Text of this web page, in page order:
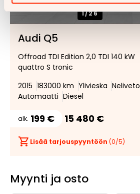
1/26
Audi Q5
Offroad TDI Edition 2,0 TDI 140 kW
quattro S tronic
2015 183000 km Ylivieska Neliveto
Automaatti Diesel
alk. 199 € 15 480 €
Lisää tarjouspyyntöön (0/5)
Myynti ja osto